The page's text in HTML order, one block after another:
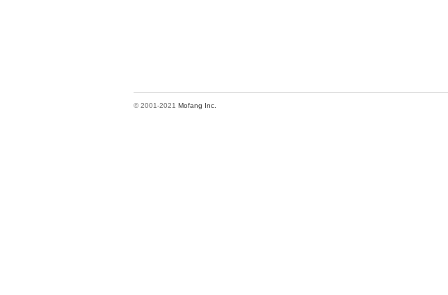
© 2001-2021 Mofang Inc.